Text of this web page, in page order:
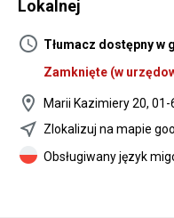
Lokalnej
schedule Tłumacz dostępny w
Zamknięte (w
location_on
Marii Kazimiery 20,
near_me Zlokalizuj na mapie
Obsługiwany język